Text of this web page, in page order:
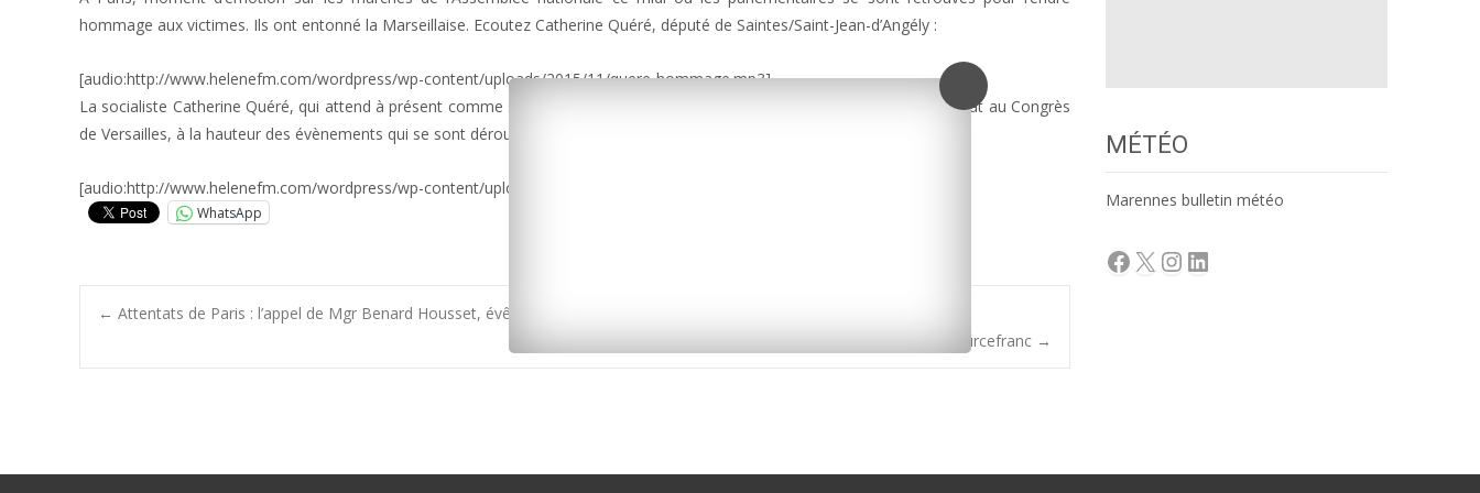
hommage aux victimes. Ils ont entonné la Marseillaise. Ecoutez Catherine Quéré, député de Saintes/Saint-Jean-d’Angély :
[audio:http://www.helenefm.com/wordpress/wp-content/uploads/2015/11/quere-hommage.mp3]
La socialiste Catherine Quéré, qui attend à présent comme ses collègues parlementaires, des mesures fortes du chef de l’Etat au Congrès
de Versailles, à la hauteur des évènements qui se sont déroulés vendredi dernier à Paris :
[audio:http://www.helenefm.com/wordpress/wp-content/uploads/2015/11/quere-versailles.mp3]
WhatsApp
Post
← Attentats de Paris : l’appel de Mgr Benard Housset, évêque du diocèse de La Rochelle-Saintes
Une réplique du moulin de la Plataine à Bourcefranc →
MÉTÉO
Marennes bulletin météo
Facebook
X Instagram
LinkedIn